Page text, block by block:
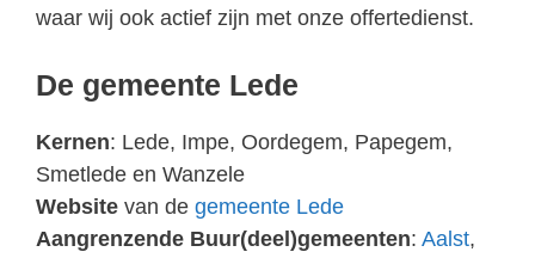
waar wij ook actief zijn met onze offertedienst.
De gemeente Lede
Kernen: Lede, Impe, Oordegem, Papegem,
Smetlede en Wanzele
Website van de gemeente Lede
Aangrenzende Buur(deel)gemeenten: Aalst,